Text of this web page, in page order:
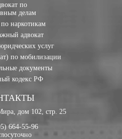
по
делам
наркотикам
адвокат
услуг
по мобилизации
документы
кодекс РФ
дом 102, стр. 25
664-55-96